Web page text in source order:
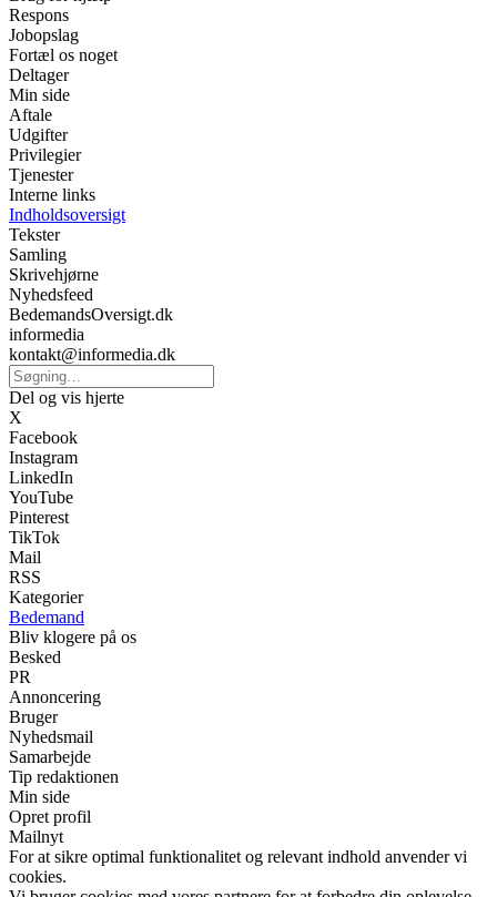
Respons
Jobopslag
Fortæl os noget
Deltager
Min side
Aftale
Udgifter
Privilegier
Tjenester
Interne links
Indholdsoversigt
Tekster
Samling
Skrivehjørne
Nyhedsfeed
BedemandsOversigt.dk
informedia
kontakt@informedia.dk
Del og vis hjerte
X
Facebook
Instagram
LinkedIn
YouTube
Pinterest
TikTok
Mail
RSS
Kategorier
Bedemand
Bliv klogere på os
Besked
PR
Annoncering
Bruger
Nyhedsmail
Samarbejde
Tip redaktionen
Min side
Opret profil
Mailnyt
For at sikre optimal funktionalitet og relevant indhold anvender vi
cookies.